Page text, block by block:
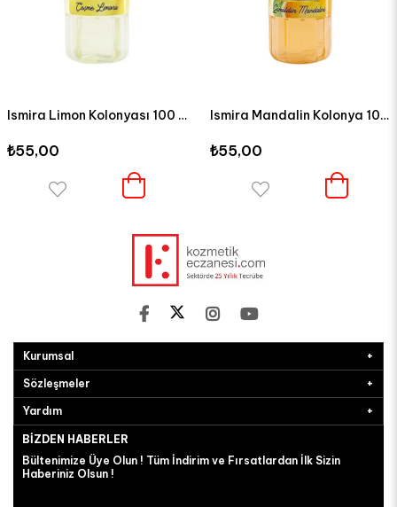
Ismira Limon Kolonyası 100 ml Ismira Mandalin Kolonya 100 ml
₺55,00
Kurumsal
Sözleşmeler
Yardım
BIZDEN HABERLER
Bültenimize Üye Olun ! Tüm İndirim ve Fırsatlardan İlk Sizin
Haberiniz Olsun !